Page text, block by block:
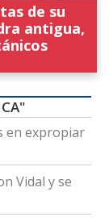
de su
antigua,
en expropiar
Vidal y se